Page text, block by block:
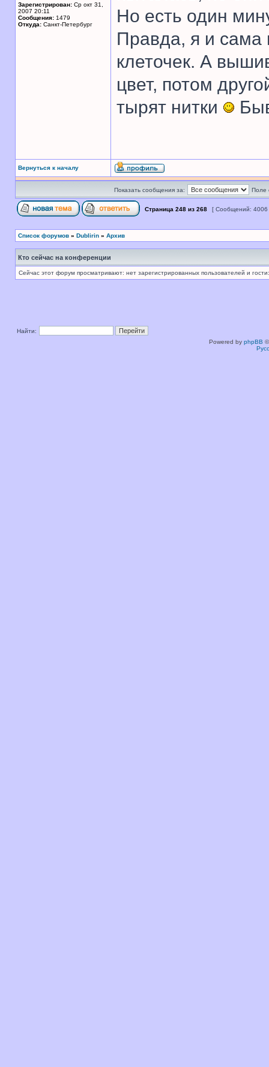
Зарегистрирован: Ср окт 31,
2007 20:11
Сообщения: 1479
Откуда: Санкт-Петербург
Но есть один
Правда, я и сама
клеточек. А
цвет, потом
тырят нитки
Вернуться к началу
Показать сообщения за: Поле
Страница 248 из 268 [ Сообщений:
Список форумов » Dublirin » Архив
Кто сейчас на конференции
Сейчас этот форум просматривают: нет зарегистрированных пользователей и
Найти:
Powered by phpBB